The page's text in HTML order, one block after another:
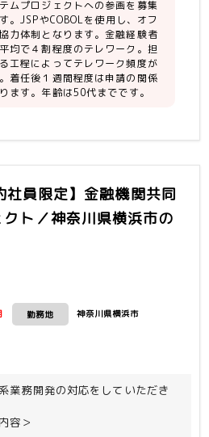
)
oracle
Linux
ームとしては、業務知識は前提
ません。
中国側ですが、言語としては
ムプロジェクトへの参画を募集
。JSPやCOBOLを使用し、オフ
力体制となります。金融経験者
均で４割程度のテレワーク。担
工程によってテレワーク頻度が
着任後１週間程度は申請の関係
ます。年齢は50代までです。
社員限定】金融機関共同
ト／神奈川県横浜市の
勤務地 神奈川県横浜市
業務開発の対応をしていただき
容＞